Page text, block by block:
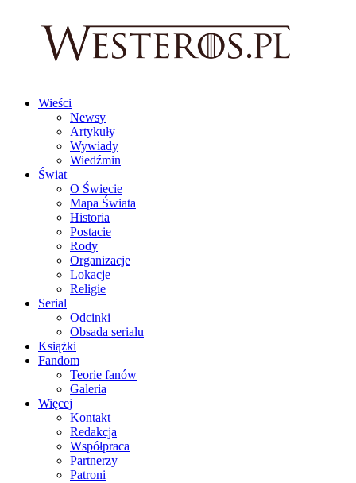
Wieści
Newsy
Artykuły
Wywiady
Wiedźmin
Świat
O Świecie
Mapa Świata
Historia
Postacie
Rody
Organizacje
Lokacje
Religie
Serial
Odcinki
Obsada serialu
Książki
Fandom
Teorie fanów
Galeria
Więcej
Kontakt
Redakcja
Współpraca
Partnerzy
Patroni